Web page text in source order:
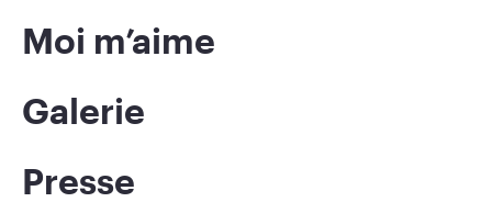
Moi m’aime
Galerie
Presse